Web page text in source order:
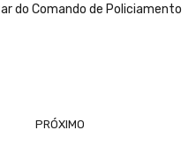
do Comando de Policiamento
PRÓXIMO